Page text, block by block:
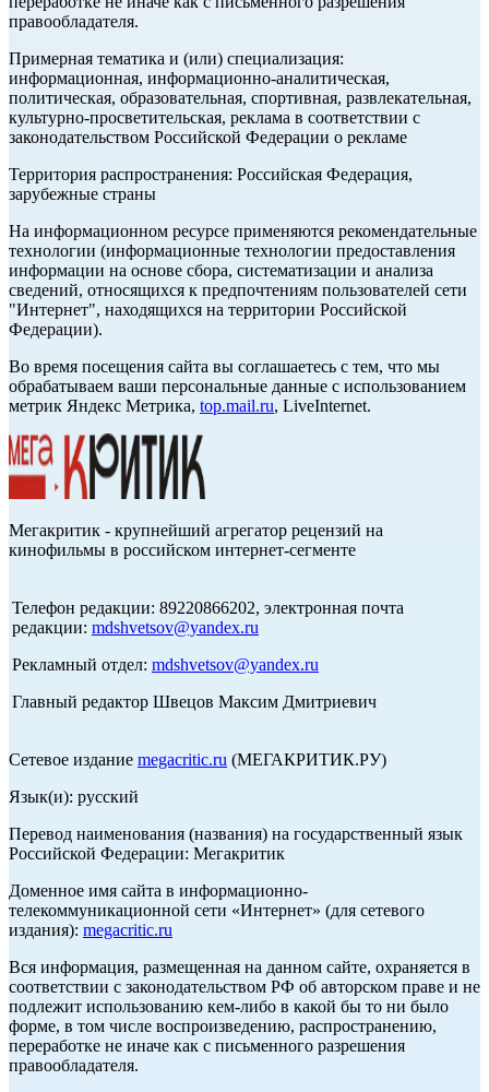
правообладателя.
Примерная тематика и (или) специализация:
информационная, информационно-аналитическая,
политическая, образовательная, спортивная, развлекательная,
культурно-просветительская, реклама в соответствии с
законодательством Российской Федерации о рекламе
Территория распространения: Российская Федерация,
зарубежные страны
На информационном ресурсе применяются рекомендательные
технологии (информационные технологии предоставления
информации на основе сбора, систематизации и анализа
сведений, относящихся к предпочтениям пользователей сети
"Интернет", находящихся на территории Российской
Федерации).
Во время посещения сайта вы соглашаетесь с тем, что мы
обрабатываем ваши персональные данные с использованием
метрик Яндекс Метрика, top.mail.ru, LiveInternet.
Мегакритик - крупнейший агрегатор рецензий на
кинофильмы в российском интернет-сегменте
Телефон редакции: 89220866202, электронная почта
редакции: mdshvetsov@yandex.ru
Рекламный отдел: mdshvetsov@yandex.ru
Главный редактор Швецов Максим Дмитриевич
Сетевое издание megacritic.ru (МЕГАКРИТИК.РУ)
Язык(и): русский
Перевод наименования (названия) на государственный язык
Российской Федерации: Мегакритик
Доменное имя сайта в информационно-
телекоммуникационной сети «Интернет» (для сетевого
издания): megacritic.ru
Вся информация, размещенная на данном сайте, охраняется в
соответствии с законодательством РФ об авторском праве и не
подлежит использованию кем-либо в какой бы то ни было
форме, в том числе воспроизведению, распространению,
переработке не иначе как с письменного разрешения
правообладателя.